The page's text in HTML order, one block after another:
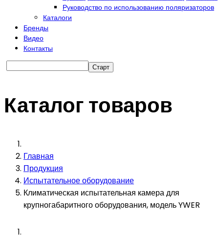
Руководство по использованию поляризаторов
Каталоги
Бренды
Видео
Контакты
Каталог товаров
Главная
Продукция
Испытательное оборудование
Климатическая испытательная камера для
крупногабаритного оборудования, модель YWER